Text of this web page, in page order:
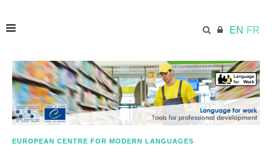
EN FR
HOME
ECML.AT
EUROPEAN CENTRE FOR MODERN LANGUAGES